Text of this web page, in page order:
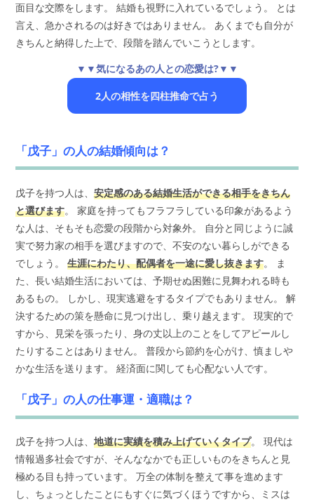
面目な交際をします。 結婚も視野に入れているでしょう。 とは
言え、急かされるのは好きではありません。 あくまでも自分が
きちんと納得した上で、段階を踏んでいこうとします。
▼▼気になるあの人との恋愛は?▼▼
2人の相性を四柱推命で占う
「戊子」の人の結婚傾向は？
戊子を持つ人は、安定感のある結婚生活ができる相手をきちん
と選びます。 家庭を持ってもフラフラしている印象があるよう
な人は、そもそも恋愛の段階から対象外。 自分と同じように誠
実で努力家の相手を選びますので、不安のない暮らしができる
でしょう。生涯にわたり、配偶者を一途に愛し抜きます。 ま
た、長い結婚生活においては、予期せぬ困難に見舞われる時も
あるもの。 しかし、現実逃避をするタイプでもありません。 解
決するための策を懸命に見つけ出し、乗り越えます。 現実的で
すから、見栄を張ったり、身の丈以上のことをしてアピールし
たりすることはありません。 普段から節約を心がけ、慎ましや
かな生活を送ります。 経済面に関しても心配ない人です。
「戊子」の人の仕事運・適職は？
戊子を持つ人は、地道に実績を積み上げていくタイプ。 現代は
情報過多社会ですが、そんななかでも正しいものをきちんと見
極める目も持っています。 万全の体制を整えて事を進めます
し、ちょっとしたことにもすぐに気づくほうですから、ミスは